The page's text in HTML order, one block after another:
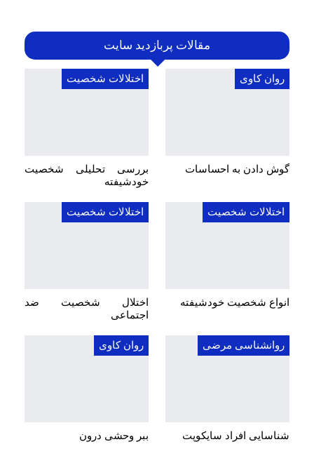
مقالات پربازدید سایت
روان کاوی
گوش دادن به احساسات
اختلالات شخصیت
بررسی تحلیلی شخصیت
خودشیفته
اختلالات شخصیت
انواع شخصیت خودشیفته
اختلالات شخصیت
اختلال شخصیت ضد
اجتماعی
روانشناسی مرضی
شناسایی افراد سایکوپت
روان کاوی
ببر وحشی درون